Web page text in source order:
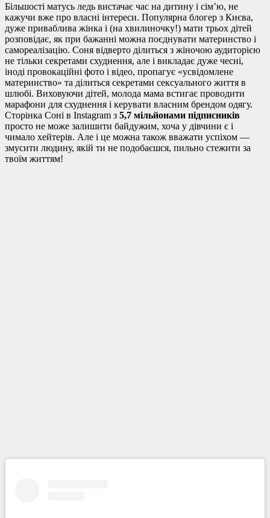
Більшості матусь ледь вистачає час на дитину і сім’ю, не
кажучи вже про власні інтереси. Популярна блогер з Києва,
дуже приваблива жінка і (на хвилиночку!) мати трьох дітей
розповідає, як при бажанні можна поєднувати материнство і
самореалізацію. Соня відверто ділиться з жіночою аудиторією
не тільки секретами схуднення, але і викладає дуже чесні,
іноді провокаційні фото і відео, пропагує «усвідомлене
материнство» та ділиться секретами сексуального життя в
шлюбі. Виховуючи дітей, молода мама встигає проводити
марафони для схуднення і керувати власним брендом одягу.
Сторінка Соні в Instagram з 5,7 мільйонами підписників
просто не може залишити байдужим, хоча у дівчини є і
чимало хейтерів. Але і це можна також вважати успіхом —
змусити людину, якій ти не подобаєшся, пильно стежити за
твоїм життям!